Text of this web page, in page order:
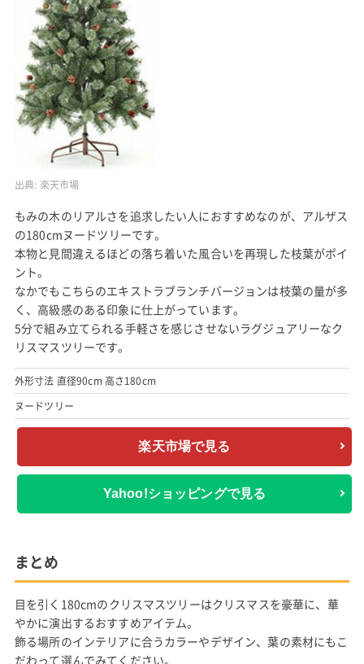
出典: 楽天市場
もみの木のリアルさを追求したい人におすすめなのが、アルザス
の180cmヌードツリーです。
本物と見間違えるほどの落ち着いた風合いを再現した枝葉がポイ
ント。
なかでもこちらのエキストラブランチバージョンは枝葉の量が多
く、高級感のある印象に仕上がっています。
5分で組み立てられる手軽さを感じさせないラグジュアリーなク
リスマスツリーです。
外形寸法 直径90cm 高さ180cm
ヌードツリー
楽天市場で見る
Yahoo!ショッピングで見る
まとめ
目を引く180cmのクリスマスツリーはクリスマスを豪華に、華
やかに演出するおすすめアイテム。
飾る場所のインテリアに合うカラーやデザイン、葉の素材にもこ
だわって選んでみてください。